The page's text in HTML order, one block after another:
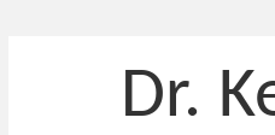
Dr.